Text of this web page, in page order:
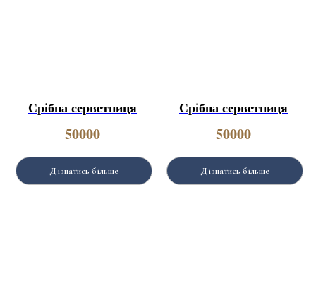
Срібна серветниця
50000
Дізнатись більше
Срібна серветниця
50000
Дізнатись більше